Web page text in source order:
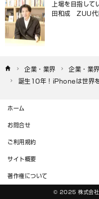
上場を目指し
田和成 ZUU代
企業・業界
企業・業
誕生10年！iPhoneは世界
ホーム
お問合せ
ご利用規約
サイト概要
著作権について
© 2025 株式会